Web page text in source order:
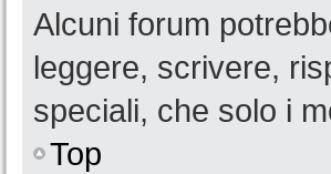
Alcuni forum
leggere, scrivere,
speciali, che solo i
Top